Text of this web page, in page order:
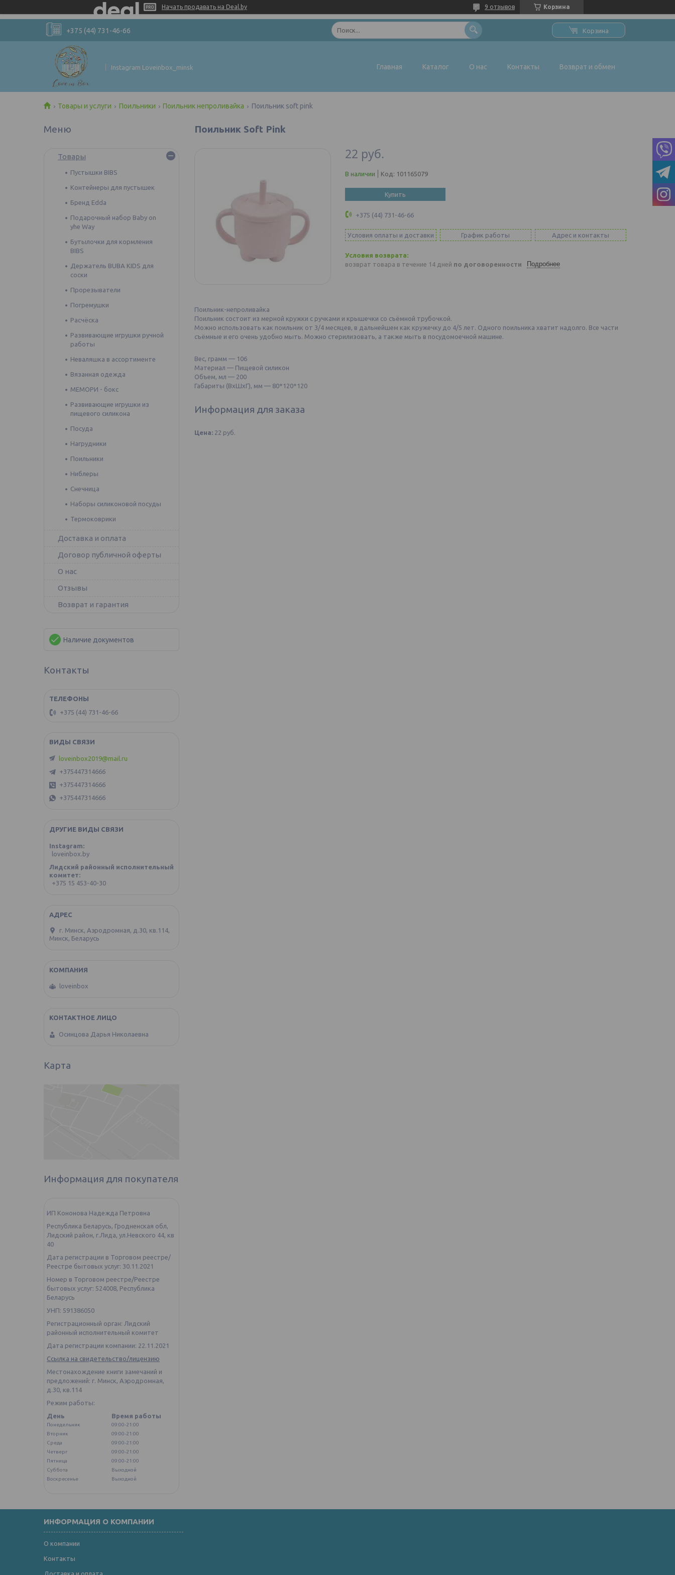
Начать продавать на Deal.by Корзина
9 отзывов
+375 (44) 731-46-66 Корзина
Instagram Loveinbox_minsk Главная Каталог О нас Контакты Возврат и обмен
Товары и услуги Поильники Поильник непроливайка Поильник soft pink
Поильник Soft Pink
22 руб.
В наличии Код: 101165079
Купить
+375 (44) 731-46-66
Условия оплаты и доставки График работы Адрес и контакты
возврат товара в течение 14 дней по договоренности Подробнее
Поильник-непроливайка
Поильник состоит из мерной кружки с ручками и крышечки со съёмной трубочкой.
Можно использовать как поильник от 3/4 месяцев, в дальнейшем как кружечку до 4/5 лет. Одного поильника хватит надолго. Все части
съёмные и его очень удобно мыть. Можно стерилизовать, а также мыть в посудомоечной машине.
Вес, грамм — 106
Материал — Пищевой силикон
Объем, мл — 200
Габариты (ВхШхГ), мм — 80*120*120
Информация для заказа
Цена: 22 руб.
Товары
Пустышки BIBS
Контейнеры для пустышек
Бренд Edda
Подарочный набор Baby on
yhe Way
Бутылочки для кормления
BIBS
Держатель BUBA KIDS для
соски
Прорезыватели
Погремушки
Расчёска
Развивающие игрушки ручной
работы
Неваляшка в ассортименте
Вязанная одежда
МЕМОРИ - бокс
Развивающие игрушки из
пищевого силикона
Посуда
Нагрудники
Поильники
Ниблеры
Снечница
Наборы силиконовой посуды
Термоковрики
Доставка и оплата
Договор публичной оферты
О нас
Отзывы
Возврат и гарантия
Наличие документов
Контакты
+375 (44) 731-46-66
loveinbox2019@mail.ru
+375447314666
+375447314666
+375447314666
ДРУГИЕ ВИДЫ СВЯЗИ
Instagram
loveinbox.by
Лидский районный исполнительный
комитет
+375 15 453-40-30
г. Минск, Аэродромная, д.30, кв.114,
Минск, Беларусь
loveinbox
Осинцова Дарья Николаевна
Карта
Информация для покупателя
ИП Кононова Надежда Петровна
Республика Беларусь, Гродненская обл,
Лидский район, г.Лида, ул.Невского 44, кв
40
Дата регистрации в Торговом реестре/
Реестре бытовых услуг: 30.11.2021
Номер в Торговом реестре/Реестре
бытовых услуг: 524008, Республика
Беларусь
УНП: 591386050
Регистрационный орган: Лидский
районный исполнительный комитет
Дата регистрации компании: 22.11.2021
Ссылка на свидетельство/лицензию
Местонахождение книги замечаний и
предложений: г. Минск, Аэродромная,
д.30, кв.114
Режим работы:
День
Время работы
Понедельник
09:00-21:00
Вторник
09:00-21:00
Среда
09:00-21:00
Четверг
09:00-21:00
Пятница
09:00-21:00
Суббота
Выходной
Воскресенье
Выходной
ИНФОРМАЦИЯ О КОМПАНИИ
О компании
Контакты
Доставка и оплата